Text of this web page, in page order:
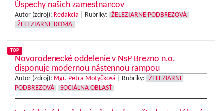
Úspechy našich zamestnancov
Autor (zdroj): Redakcia Rubriky:
ŽELEZIARNE PODBREZOVÁ
ŽELEZIARNE DOMA
TOP
Novorodenecké oddelenie v NsP Brezno n.o.
disponuje modernou nástennou rampou
Autor (zdroj): Mgr. Petra Motyčková Rubriky:
ŽELEZIARNE
PODBREZOVÁ
SOCIÁLNA OBLASŤ